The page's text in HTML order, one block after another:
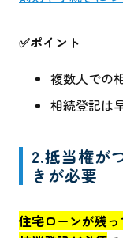
✅ポイント
複数人での
相続登記は
2.抵当権が
きが必要
住宅ローンが残